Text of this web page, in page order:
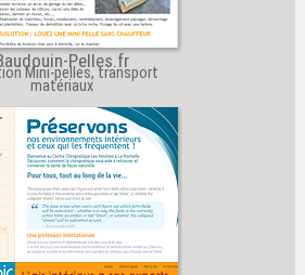
Pelles.fr
Mini-pelles, transport
matériaux